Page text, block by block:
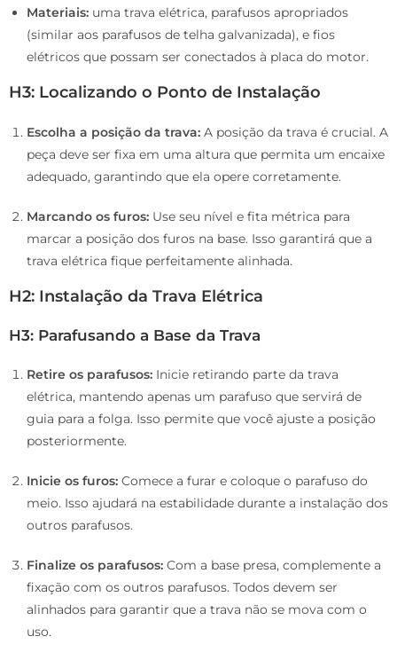
Materiais: uma trava elétrica, parafusos apropriados
(similar aos parafusos de telha galvanizada), e fios
elétricos que possam ser conectados à placa do motor.
H3: Localizando o Ponto de Instalação
Escolha a posição da trava: A posição da trava é crucial. A
peça deve ser fixa em uma altura que permita um encaixe
adequado, garantindo que ela opere corretamente.
Marcando os furos: Use seu nível e fita métrica para
marcar a posição dos furos na base. Isso garantirá que a
trava elétrica fique perfeitamente alinhada.
H2: Instalação da Trava Elétrica
H3: Parafusando a Base da Trava
Retire os parafusos: Inicie retirando parte da trava
elétrica, mantendo apenas um parafuso que servirá de
guia para a folga. Isso permite que você ajuste a posição
posteriormente.
Inicie os furos: Comece a furar e coloque o parafuso do
meio. Isso ajudará na estabilidade durante a instalação dos
outros parafusos.
Finalize os parafusos: Com a base presa, complemente a
fixação com os outros parafusos. Todos devem ser
alinhados para garantir que a trava não se mova com o
uso.